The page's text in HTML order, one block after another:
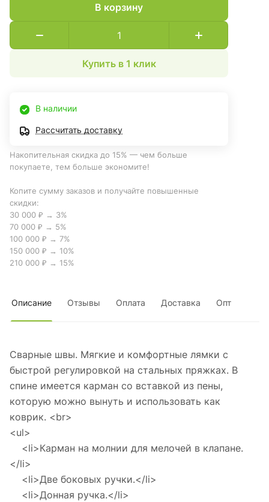
В корзину
Купить в 1 клик
В наличии
Рассчитать доставку
Накопительная скидка до 15% — чем больше
покупаете, тем больше экономите!
Копите сумму заказов и получайте повышенные
скидки:
30 000 ₽ → 3%
70 000 ₽ → 5%
100 000 ₽ → 7%
150 000 ₽ → 10%
210 000 ₽ → 15%
Описание Отзывы Оплата Доставка Опт
Сварные швы. Мягкие и комфортные лямки с
быстрой регулировкой на стальных пряжках. В
спине имеется карман со вставкой из пены,
которую можно вынуть и использовать как
коврик. <br>
<ul>
<li>Карман на молнии для мелочей в клапане.
</li>
<li>Две боковых ручки.</li>
<li>Донная ручка.</li>